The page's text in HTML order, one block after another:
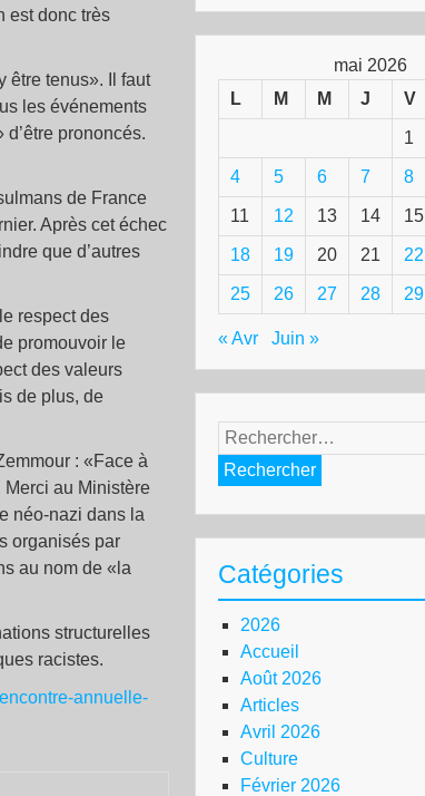
est donc très
être tenus». Il faut
les événements
prononcés.
de France
Après cet échec
que d’autres
respect des
promouvoir le
des valeurs
de plus, de
: «Face à
Merci au Ministère
néo-nazi dans la
organisés par
au nom de «la
structurelles
racistes.
annuelle-
mai 2026
L
M M J V
1
4 5 6 7 8
11 12 13 14 15
18 19 20 21 22
25 26 27 28 29
« Avr Juin »
Rechercher :
Catégories
2026
Accueil
Août 2026
Articles
Avril 2026
Culture
Février 2026